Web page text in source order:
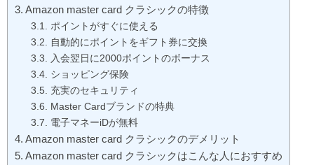
Amazon master card クラシックの特徴
ポイントがすぐに使える
自動的にポイントをギフト券に交換
入会翌日に2000ポイントのボーナス
ショッピング保険
充実のセキュリティ
Master Cardブランドの特典
電子マネーiDが無料
Amazon master card クラシックのデメリット
Amazon master card クラシックはこんな人におすすめ